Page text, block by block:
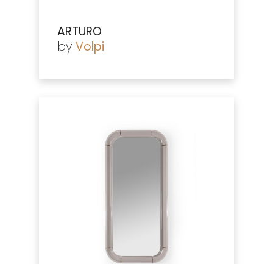
ARTURO
by Volpi